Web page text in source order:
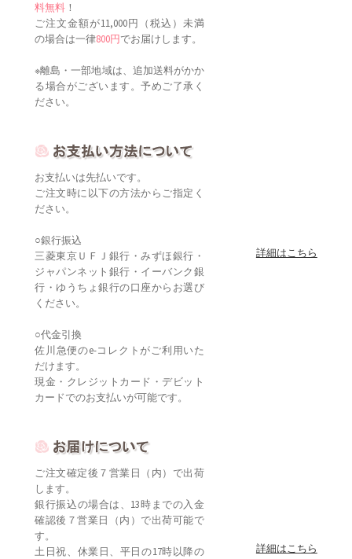
料無料 ！
ご注文金額が11,000円（税込）未満
の場合は一律800円でお届けします。
※離島・一部地域は、追加送料がかか
る場合がございます。予めご了承く
ださい。
お支払いは先払いです。
ご注文時に以下の方法からご指定く
ださい。
○銀行振込
三菱東京ＵＦＪ銀行・みずほ銀行・
ジャパンネット銀行・イーバンク銀
行・ゆうちょ銀行の口座からお選び
ください。
○代金引換
佐川急便のe-コレクトがご利用いた
だけます。
現金・クレジットカード・デビット
カードでのお支払いが可能です。
詳細はこちら
ご注文確定後７営業日（内）で出荷
します。
銀行振込の場合は、13時までの入金
確認後７営業日（内）で出荷可能で
す。
土日祝、休業日、平日の17時以降の
詳細はこちら